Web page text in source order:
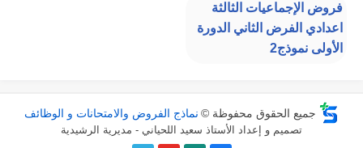
فروض الإجماعيات الثالثة
اعدادي الفرض الثاني الدورة
الأولى نموذج2
جميع الحقوق محفوظة © نماذج الفروض والامتحانات و الوظائف
تصميم و إعداد الأستاذ سعيد اللحياني - مديرية الرشيدية